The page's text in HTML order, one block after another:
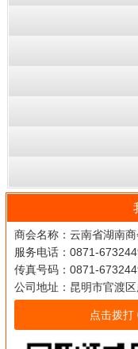
商会名称：云南省湖南商
服务电话：0871-
传真号码：0871-
公司地址：昆明市官渡
点击拨打